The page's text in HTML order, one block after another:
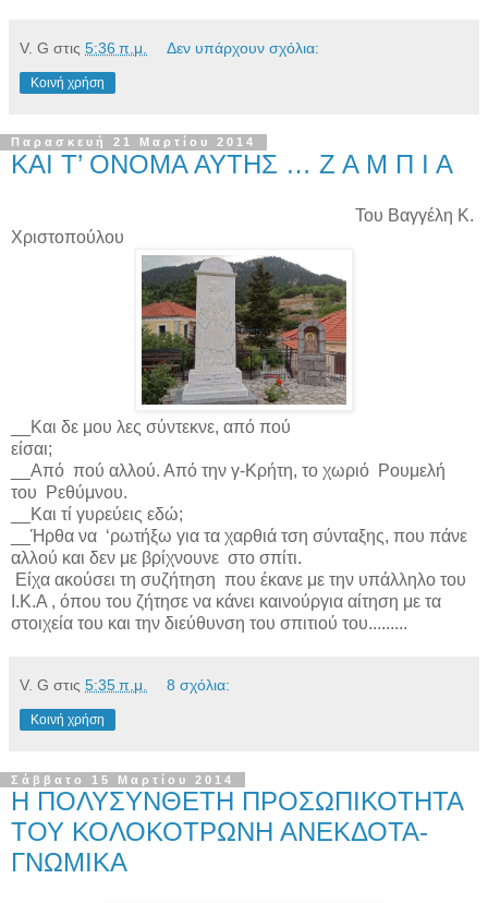
V. G στις 5:36 π.μ. Δεν υπάρχουν σχόλια:
Κοινή χρήση
Παρασκευή 21 Μαρτίου 2014
ΚΑΙ Τ’ ΟΝΟΜΑ ΑΥΤΗΣ … Ζ Α Μ Π Ι Α
Του Βαγγέλη Κ.
Χριστοπούλου
__Και δε μου λες σύντεκνε, από πού
είσαι;
__Από πού αλλού. Από την γ-Κρήτη, το χωριό Ρουμελή
του Ρεθύμνου.
__Και τί γυρεύεις εδώ;
__Ήρθα να ‘ρωτήξω για τα χαρθιά τση σύνταξης, που πάνε
αλλού και δεν με βρίχνουνε στο σπίτι.
Είχα ακούσει τη συζήτηση που έκανε με την υπάλληλο του
Ι.Κ.Α , όπου του ζήτησε να κάνει καινούργια αίτηση με τα
στοιχεία του και την διεύθυνση του σπιτιού του.........
V. G στις 5:35 π.μ. 8 σχόλια:
Κοινή χρήση
Σάββατο 15 Μαρτίου 2014
Η ΠΟΛΥΣΥΝΘΕΤΗ ΠΡΟΣΩΠΙΚΟΤΗΤΑ
ΤΟΥ ΚΟΛΟΚΟΤΡΩΝΗ ΑΝΕΚΔΟΤΑ-
ΓΝΩΜΙΚΑ